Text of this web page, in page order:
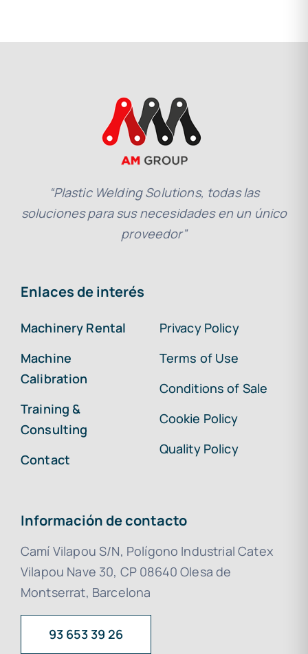
“Plastic Welding Solutions, todas las
soluciones para sus necesidades en un único
proveedor”
Enlaces de interés
Machinery Rental
Machine
Calibration
Training &
Consulting
Contact
Privacy Policy
Terms of Use
Conditions of Sale
Cookie Policy
Quality Policy
Información de contacto
Camí Vilapou S/N, Polígono Industrial Catex
Vilapou Nave 30, CP 08640 Olesa de
Montserrat, Barcelona
93 653 39 26